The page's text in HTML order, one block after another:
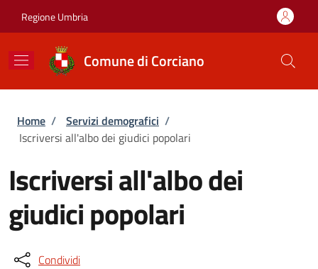
Regione Umbria
Comune di Corciano
Briciole di pane
Home / Servizi demografici /
Iscriversi all'albo dei giudici popolari
Iscriversi all'albo dei
giudici popolari
Condividi